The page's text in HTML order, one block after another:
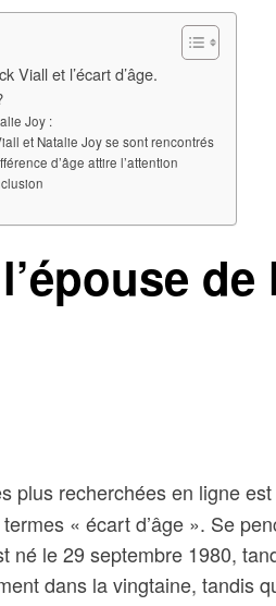
Viall et l’écart d’âge.
Joy :
et Natalie Joy se sont rencontrés
d’âge attire l’attention
l’épouse
plus recherchées en ligne
« écart d’âge ». Se
né le 29 septembre 1980,
dans la vingtaine, tandis